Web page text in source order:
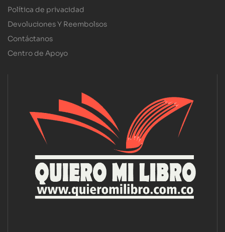
Política de privacidad
Devoluciones Y Reembolsos
Contáctanos
Centro de Apoyo